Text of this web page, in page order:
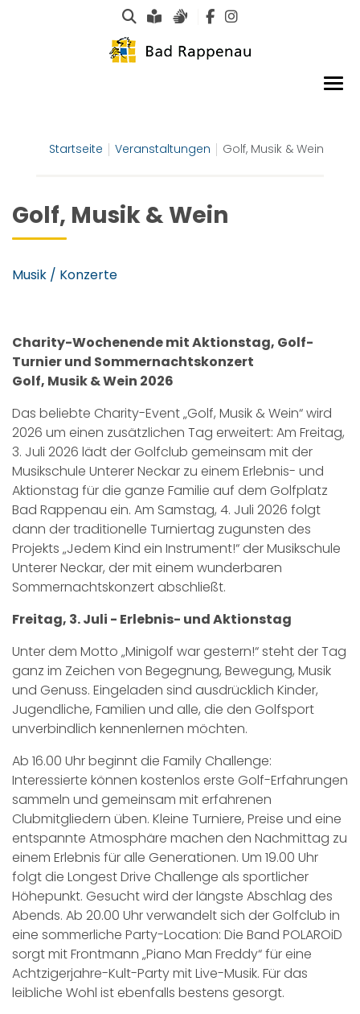
Suche
Leichte Sprache
Gebärdensprachen
Startseite Veranstaltungen Golf, Musik & Wein
Golf, Musik & Wein
Musik / Konzerte
Charity-Wochenende mit Aktionstag, Golf-
Turnier und Sommernachtskonzert
Golf, Musik & Wein 2026
Das beliebte Charity-Event „Golf, Musik & Wein“ wird
2026 um einen zusätzlichen Tag erweitert: Am Freitag,
3. Juli 2026 lädt der Golfclub gemeinsam mit der
Musikschule Unterer Neckar zu einem Erlebnis- und
Aktionstag für die ganze Familie auf dem Golfplatz
Bad Rappenau ein. Am Samstag, 4. Juli 2026 folgt
dann der traditionelle Turniertag zugunsten des
Projekts „Jedem Kind ein Instrument!“ der Musikschule
Unterer Neckar, der mit einem wunderbaren
Sommernachtskonzert abschließt.
Freitag, 3. Juli - Erlebnis- und Aktionstag
Unter dem Motto „Minigolf war gestern!“ steht der Tag
ganz im Zeichen von Begegnung, Bewegung, Musik
und Genuss. Eingeladen sind ausdrücklich Kinder,
Jugendliche, Familien und alle, die den Golfsport
unverbindlich kennenlernen möchten.
Ab 16.00 Uhr beginnt die Family Challenge:
Interessierte können kostenlos erste Golf-Erfahrungen
sammeln und gemeinsam mit erfahrenen
Clubmitgliedern üben. Kleine Turniere, Preise und eine
entspannte Atmosphäre machen den Nachmittag zu
einem Erlebnis für alle Generationen. Um 19.00 Uhr
folgt die Longest Drive Challenge als sportlicher
Höhepunkt. Gesucht wird der längste Abschlag des
Abends. Ab 20.00 Uhr verwandelt sich der Golfclub in
eine sommerliche Party-Location: Die Band POLAROiD
sorgt mit Frontmann „Piano Man Freddy“ für eine
Achtzigerjahre-Kult-Party mit Live-Musik. Für das
leibliche Wohl ist ebenfalls bestens gesorgt.